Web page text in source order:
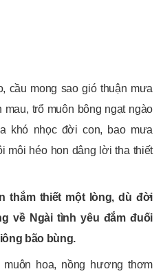
cầu mong sao gió thuận mưa
trổ muôn bông ngạt ngào
khó nhọc đời con, bao mưa
môi héo hon dâng lời tha thiết
thắm thiết một lòng, dù đời
về Ngài tình yêu đắm đuối
bão bùng.
hoa, nồng hương thơm